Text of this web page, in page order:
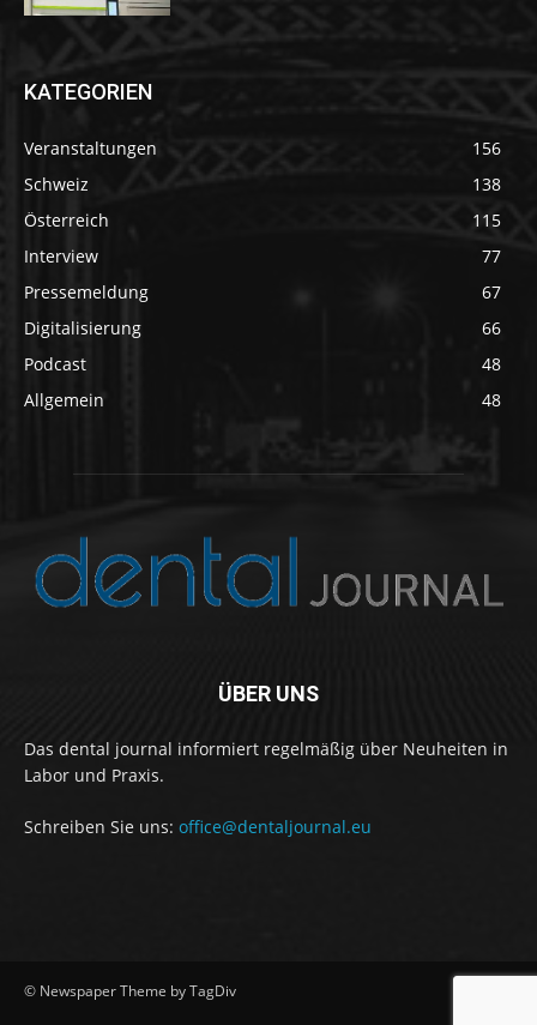
KATEGORIEN
Veranstaltungen
156
Schweiz
138
Österreich
115
Interview
77
Pressemeldung
67
Digitalisierung
66
Podcast
48
Allgemein
48
ÜBER UNS
Das dental journal informiert regelmäßig über Neuheiten in
Labor und Praxis.
Schreiben Sie uns: office@dentaljournal.eu
© Newspaper Theme by TagDiv